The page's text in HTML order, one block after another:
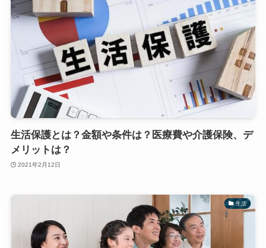
生活保護とは？金額や条件は？医療費や介護保険、デ
メリットは？
2021年2月12日
生活